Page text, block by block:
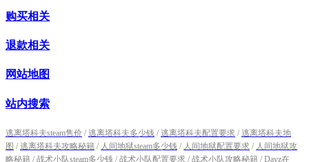
购买相关
退款相关
网站地图
站内搜索
逃离塔科夫steam售价 / 逃离塔科夫多少钱 / 逃离塔科夫配置要求 / 逃离塔科夫地
图 / 逃离塔科夫攻略秘籍 / 人间地狱steam多少钱 / 人间地狱配置要求 / 人间地狱攻
略秘籍 / 战术小队steam多少钱 / 战术小队配置要求 / 战术小队攻略秘籍 / Dayz在